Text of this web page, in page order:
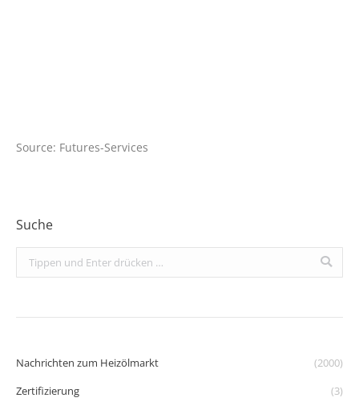
Source: Futures-Services
Suche
Search:
Nachrichten zum Heizölmarkt
(2000)
Zertifizierung
(3)